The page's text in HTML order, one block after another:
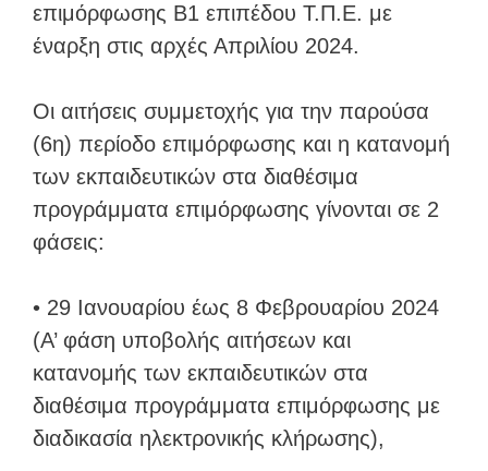
επιμόρφωσης Β1 επιπέδου Τ.Π.Ε. με
έναρξη στις αρχές Απριλίου 2024.
Οι αιτήσεις συμμετοχής για την παρούσα
(6η) περίοδο επιμόρφωσης και η κατανομή
των εκπαιδευτικών στα διαθέσιμα
προγράμματα επιμόρφωσης γίνονται σε 2
φάσεις:
• 29 Ιανουαρίου έως 8 Φεβρουαρίου 2024
(Α’ φάση υποβολής αιτήσεων και
κατανομής των εκπαιδευτικών στα
διαθέσιμα προγράμματα επιμόρφωσης με
διαδικασία ηλεκτρονικής κλήρωσης),